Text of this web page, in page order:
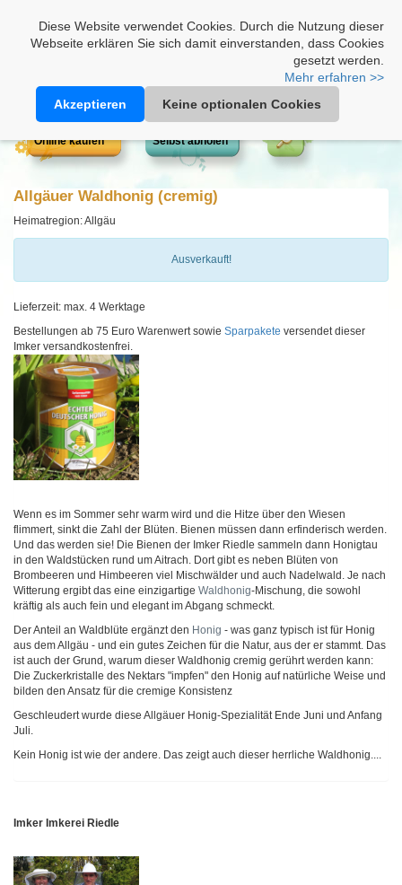
Diese Website verwendet Cookies. Durch die Nutzung dieser
Webseite erklären Sie sich damit einverstanden, dass Cookies
gesetzt werden.
Mehr erfahren >>
Akzeptieren
Keine optionalen Cookies
Online kaufen Selbst abholen
Allgäuer Waldhonig (cremig)
Heimatregion: Allgäu
Ausverkauft!
Lieferzeit: max. 4 Werktage
Bestellungen ab 75 Euro Warenwert sowie Sparpakete versendet dieser
Imker versandkostenfrei.
Wenn es im Sommer sehr warm wird und die Hitze über den Wiesen
flimmert, sinkt die Zahl der Blüten. Bienen müssen dann erfinderisch werden.
Und das werden sie! Die Bienen der Imker Riedle sammeln dann Honigtau
in den Waldstücken rund um Aitrach. Dort gibt es neben Blüten von
Brombeeren und Himbeeren viel Mischwälder und auch Nadelwald. Je nach
Witterung ergibt das eine einzigartige Waldhonig-Mischung, die sowohl
kräftig als auch fein und elegant im Abgang schmeckt.
Der Anteil an Waldblüte ergänzt den Honig - was ganz typisch ist für Honig
aus dem Allgäu - und ein gutes Zeichen für die Natur, aus der er stammt. Das
ist auch der Grund, warum dieser Waldhonig cremig gerührt werden kann:
Die Zuckerkristalle des Nektars "impfen" den Honig auf natürliche Weise und
bilden den Ansatz für die cremige Konsistenz
Geschleudert wurde diese Allgäuer Honig-Spezialität Ende Juni und Anfang
Juli.
Kein Honig ist wie der andere. Das zeigt auch dieser herrliche Waldhonig....
Imker Imkerei Riedle